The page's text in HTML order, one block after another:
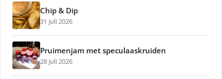
Chip & Dip
31 juli 2026
Pruimenjam met speculaaskruiden
28 juli 2026